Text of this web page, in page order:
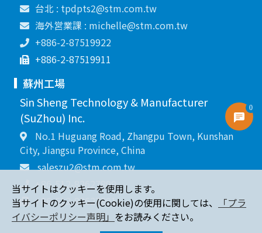
台北 : tpdpts2@stm.com.tw
海外営業課 : michelle@stm.com.tw
+886-2-87519922
+886-2-87519911
蘇州工場
Sin Sheng Technology & Manufacturer
(SuZhou) Inc.
No.1 Huguang Road, Zhangpu Town, Kunshan
City, Jiangsu Province, China
saleszu2@stm.com.tw
+86-512-82627890
+86-512-82627891
当サイトはクッキーを使用します。
当サイトのクッキー(Cookie)の使用に関しては、
「プラ
イバシーポリシー声明」 をお読みください。
0